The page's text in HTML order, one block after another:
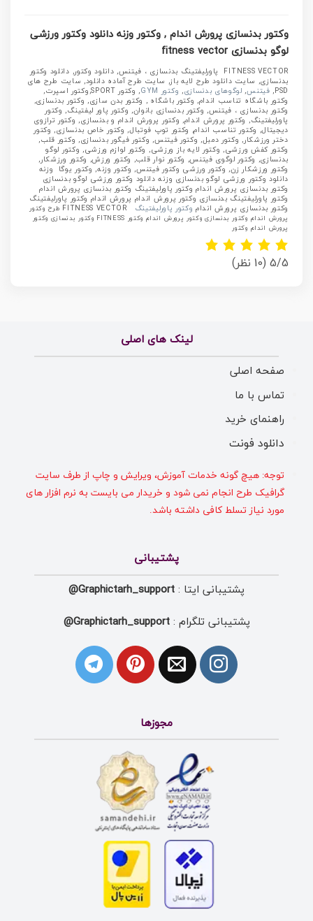
وکتور بدنسازی پرورش اندام , وکتور وزنه دانلود وکتور ورزشی
لوگو بدنسازی
FITNESS VECTOR پاورلیفتینگ بدنسازی ، فیتنس, دانلود وکتور, دانلود وکتور
بدنسازی, سایت دانلود طرح لایه باز, سایت طرح آماده دانلود, سایت طرح های
PSD, فیتنس, لوگوهای بدنسازی, وکتور GYM
, وکتور SPORT,وکتور اسپرت,
وکتور باشگاه تناسب اندام, وکتور باشگاه , وکتور بدن سازی, وکتور بدنسازی,
وکتور بدنسازی ، فیتنس, وکتور بدنسازی بانوان, وکتور پاور لیفتینگ, وکتور
پاورلیفتینگ, وکتور پرورش اندام, وکتور پرورش اندام و بدنسازی, وکتور ترازوی
دیجیتال, وکتور تناسب اندام, وکتور توپ فوتبال, وکتور خاص بدنسازی, وکتور
دختر ورزشکار, وکتور دمبل, وکتور فیتنس, وکتور فیگور بدنسازی, وکتور قلب,
وکتور کفش ورزشی, وکتور لایه باز ورزشی, وکتور لوازم ورزشی, وکتور لوگو
بدنسازی, وکتور لوگوی فیتنس, وکتور نوار قلب, وکتور ورزش, وکتور ورزشکار,
وکتور ورزشکار زن, وکتور ورزشی وکتور فیتنس, وکتور وزنه, وکتور یوگا
وزنه
دانلود وکتور ورزشی لوگو بدنسازی وزنه دانلود وکتور ورزشی لوگو بدنسازی
وکتور بدنسازی پرورش اندام وکتور پاورلیفتینگ وکتور بدنسازی پرورش اندام
وکتور پاورلیفتینگ بدنسازی وکتور پرورش اندام پرورش اندام وکتور پاورلیفتینگ
وکتور بدنسازی پرورش اندام وکتور پاورلیفتینگ FITNESS VECTOR طرح وکتور
پرورش اندام وکتور بدنسازی وکتور پرورش اندام وکتور FITNESS وکتور بدنسازی وکتور
پرورش اندام وکتور
5/5 (10 نظر)
لینک های اصلی
صفحه اصلی
تماس با ما
راهنمای خرید
دانلود فونت
توجه: هیچ گونه خدمات آموزش، ویرایش و چاپ از طرف سایت
گرافیک طرح انجام نمی شود و خریدار می بایست به نرم افزار های
مورد نیاز تسلط کافی داشته باشد.
پشتیبانی
پشتیبانی ایتا : Graphictarh_support@
پشتیبانی تلگرام :Graphictarh_support@
مجوزها